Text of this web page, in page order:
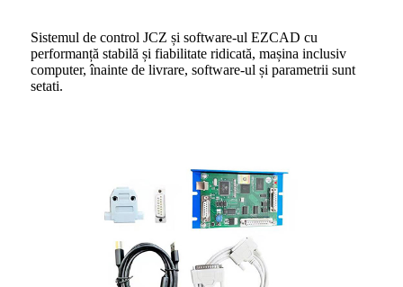
Sistemul de control JCZ și software-ul EZCAD cu
performanță stabilă și fiabilitate ridicată, mașina inclusiv
computer, înainte de livrare, software-ul și parametrii sunt
setati.